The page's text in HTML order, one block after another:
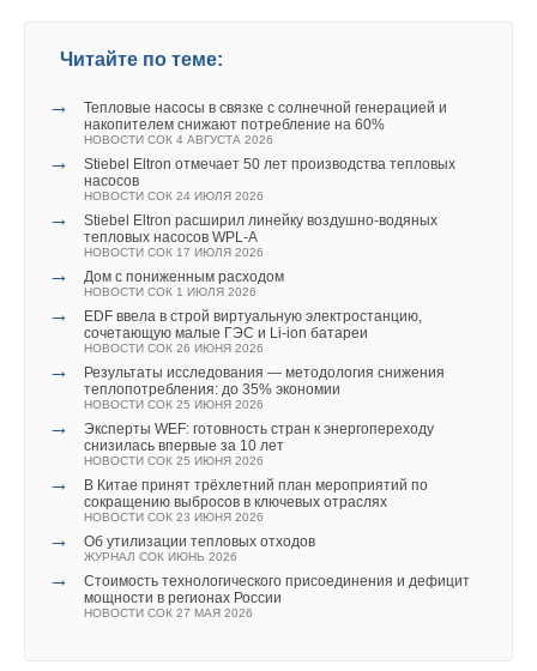
Читайте по теме:
→
Тепловые насосы в связке с солнечной генерацией и
накопителем снижают потребление на 60%
НОВОСТИ СОК 4 АВГУСТА 2026
→
Stiebel Eltron отмечает 50 лет производства тепловых
насосов
НОВОСТИ СОК 24 ИЮЛЯ 2026
→
Stiebel Eltron расширил линейку воздушно-водяных
тепловых насосов WPL-A
НОВОСТИ СОК 17 ИЮЛЯ 2026
→ Дом с пониженным расходом
НОВОСТИ СОК 1 ИЮЛЯ 2026
→
EDF ввела в строй виртуальную электростанцию,
сочетающую малые ГЭС и Li-ion батареи
НОВОСТИ СОК 26 ИЮНЯ 2026
→
Результаты исследования — методология снижения
теплопотребления: до 35% экономии
НОВОСТИ СОК 25 ИЮНЯ 2026
→
Эксперты WEF: готовность стран к энергопереходу
снизилась впервые за 10 лет
НОВОСТИ СОК 25 ИЮНЯ 2026
→
В Китае принят трёхлетний план мероприятий по
сокращению выбросов в ключевых отраслях
НОВОСТИ СОК 23 ИЮНЯ 2026
→ Об утилизации тепловых отходов
ЖУРНАЛ СОК ИЮНЬ 2026
→
Стоимость технологического присоединения и дефицит
мощности в регионах России
НОВОСТИ СОК 27 МАЯ 2026
→
Уже через месяц в России можно будет устанавливать
солнечные панели в МКД
→
Коалиция из 19 штатов и Нью-Йорка подала в суд на
EPA
НОВОСТИ СОК 23 ИЮЛЯ 2026
→
Города начнут строить по ГОСТу с учетом изменений
климата
НОВОСТИ СОК 22 ИЮЛЯ 2026
→
Более 85% котельных и ЦТП Подмосковья передают
данные в систему мониторинга
НОВОСТИ СОК 21 ИЮЛЯ 2026
→
В июне бизнес закупал сантехнику для обновления
инженерных систем
НОВОСТИ СОК 20 ИЮЛЯ 2026
→
МОЭК внедряет разработанный по собственной
программе НИОКР новый течеискатель
→ Новая редакция СП 60.13330.2020
НОВОСТИ СОК 17 ИЮЛЯ 2026
→
Установлен порядок восстановления паспортов
трубопроводной арматуры
НОВОСТИ СОК 13 ИЮЛЯ 2026
→
Китай установил новые стандарты энергопотребления и
эффективности для солнечной индустрии
НОВОСТИ СОК 7 ИЮЛЯ 2026
Экономить электричество помогает экологичная стирка.
Попробуйте реже пользоваться машинкой: загружайте ее по
максимуму (но не перегружайте) и не запускайте полный
двухчасовой цикл.
Экоактивисты советуют также сделать выбор в пользу
естественной сушки белья на веревке. Если на одежде нет
видимых загрязнений и ее нужно только освежить,
достаточно быстрой стирки на 15–30 минут при 30 градусах.
Современные порошки удаляют пятна и запахи даже в чуть
теплой воде, при этом снижение температуры всего на 10
градусов экономит до 40% электричества.
Правда, в сезон простуд стирать белье все-таки лучше при
температуре не ниже 60 градусов — горячая вода обеспечит
необходимую дезинфекцию. Кстати, некоторые
производители сегодня работают над созданием стиральных
машин, которым не нужна вода.
Бытовая техника с режимом ECO